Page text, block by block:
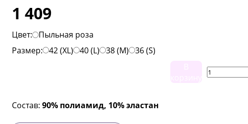
1 409
Цвет:
Пыльная роза
Размер:
42 (XL) 40 (L) 38 (M)
36 (S)
Состав: 90% полиамид, 10% эластан